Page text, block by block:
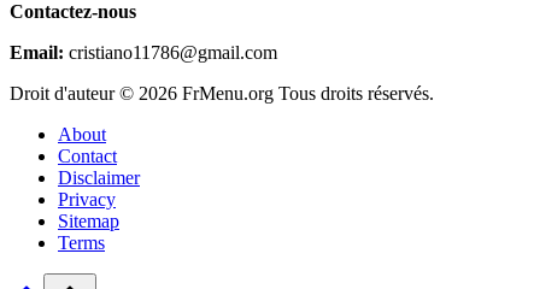
Contactez-nous
Email: cristiano11786@gmail.com
Droit d'auteur © 2026 FrMenu.org Tous droits réservés.
About
Contact
Disclaimer
Privacy
Sitemap
Terms